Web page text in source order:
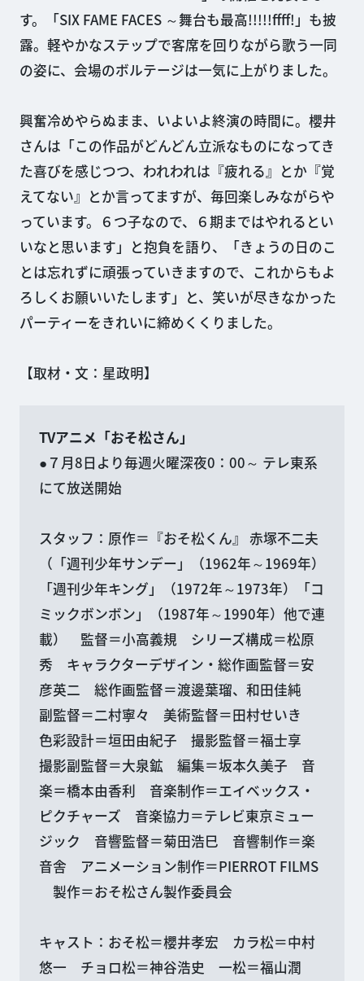
す。「SIX FAME FACES ～舞台も最高!!!!!ffff!」も披
露。軽やかなステップで客席を回りながら歌う一同
の姿に、会場のボルテージは一気に上がりました。
興奮冷めやらぬまま、いよいよ終演の時間に。櫻井
さんは「この作品がどんどん立派なものになってき
た喜びを感じつつ、われわれは『疲れる』とか『覚
えてない』とか言ってますが、毎回楽しみながらや
っています。６つ子なので、６期まではやれるとい
いなと思います」と抱負を語り、「きょうの日のこ
とは忘れずに頑張っていきますので、これからもよ
ろしくお願いいたします」と、笑いが尽きなかった
パーティーをきれいに締めくくりました。
【取材・文：星政明】
TVアニメ「おそ松さん」
●７月8日より毎週火曜深夜0：00～ テレ東系
にて放送開始
スタッフ：原作＝『おそ松くん』 赤塚不二夫
（「週刊少年サンデー」（1962年～1969年）
「週刊少年キング」（1972年～1973年）「コ
ミックボンボン」（1987年～1990年）他で連
載） 監督＝小高義規 シリーズ構成＝松原
秀 キャラクターデザイン・総作画監督＝安
彦英二 総作画監督＝渡邊葉瑠、和田佳純
副監督＝二村寧々 美術監督＝田村せいき
色彩設計＝垣田由紀子 撮影監督＝福士享
撮影副監督＝大泉鉱 編集＝坂本久美子 音
楽＝橋本由香利 音楽制作＝エイベックス・
ピクチャーズ 音楽協力＝テレビ東京ミュー
ジック 音響監督＝菊田浩巳 音響制作＝楽
音舎 アニメーション制作＝PIERROT FILMS
製作＝おそ松さん製作委員会
キャスト：おそ松＝櫻井孝宏 カラ松＝中村
悠一 チョロ松＝神谷浩史 一松＝福山潤